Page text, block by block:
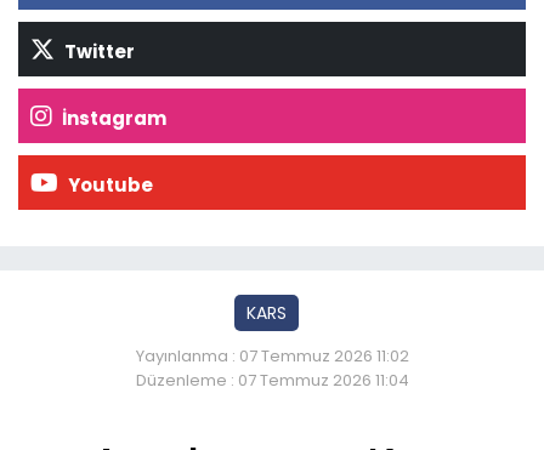
Twitter
İnstagram
Youtube
KARS
Yayınlanma : 07 Temmuz 2026 11:02
Düzenleme : 07 Temmuz 2026 11:04